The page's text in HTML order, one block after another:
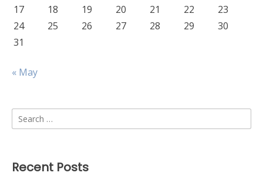
17
18 19 20 21 22
23
24
25 26 27 28 29
30
31
« May
Search
for:
Recent Posts